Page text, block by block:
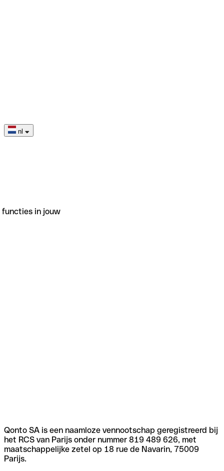
nl
in jouw
Qonto SA is een naamloze vennootschap geregistreerd bij
het RCS van Parijs onder nummer 819 489 626, met
maatschappelijke zetel op 18 rue de Navarin, 75009
Parijs.